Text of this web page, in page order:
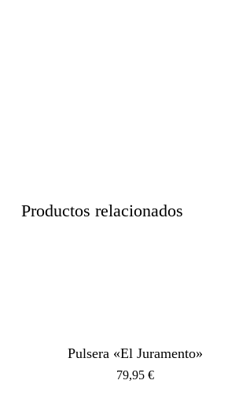
Productos relacionados
Pulsera «El Juramento»
79,95€